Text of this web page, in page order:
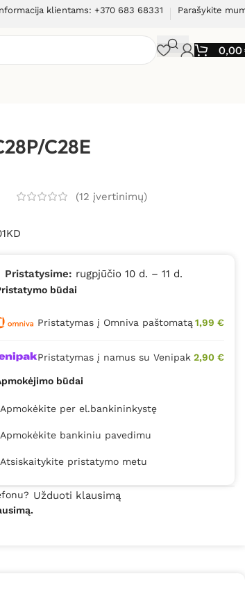
klientams: +370 683 68331 Parašykite
0,00
C28E
(12 įvertinimų)
Pristatysime: rugpjūčio 10 d. – 11 d.
būdai
Pristatymas į Omniva paštomatą 1,99 €
Pristatymas į namus su Venipak 2,90 €
būdai
Apmokėkite per el.bankininkystę
Apmokėkite bankiniu pavedimu
Atsiskaitykite pristatymo metu
Užduoti klausimą